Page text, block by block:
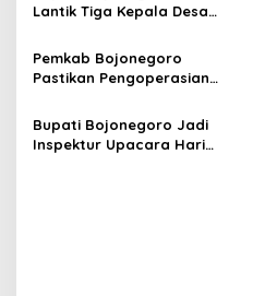
a
t
i
o
n
Kesejahteraan Masyarakat
Lantik Tiga Kepala Desa
Harmoni untuk Majukan
Desa
Pemkab Bojonegoro
Pastikan Pengoperasian
Standar, Gelar Sosialisasi
Bersama Pelaku Usaha
Bupati Bojonegoro Jadi
Inspektur Upacara Hari